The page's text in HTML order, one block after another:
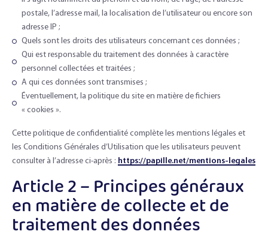
postale, l’adresse mail, la localisation de l’utilisateur ou encore son
adresse IP ;
Quels sont les droits des utilisateurs concernant ces données ;
Qui est responsable du traitement des données à caractère
personnel collectées et traitées ;
A qui ces données sont transmises ;
Éventuellement, la politique du site en matière de fichiers
« cookies ».
Cette politique de confidentialité complète les mentions légales et
les Conditions Générales d’Utilisation que les utilisateurs peuvent
consulter à l’adresse ci-après : https://papille.net/mentions-legales
Article 2 – Principes généraux
en matière de collecte et de
traitement des données